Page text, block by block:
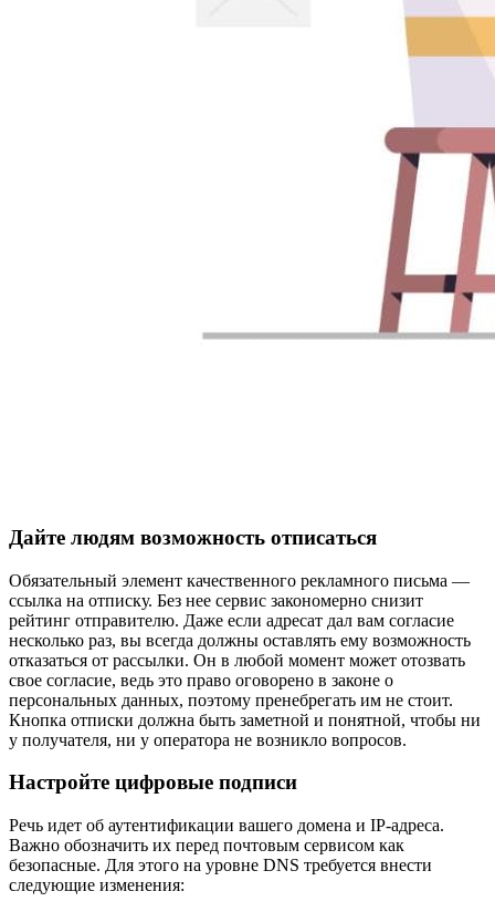
Дайте людям возможность отписаться
Обязательный элемент качественного рекламного письма —
ссылка на отписку. Без нее сервис закономерно снизит
рейтинг отправителю. Даже если адресат дал вам согласие
несколько раз, вы всегда должны оставлять ему возможность
отказаться от рассылки. Он в любой момент может отозвать
свое согласие, ведь это право оговорено в законе о
персональных данных, поэтому пренебрегать им не стоит.
Кнопка отписки должна быть заметной и понятной, чтобы ни
у получателя, ни у оператора не возникло вопросов.
Настройте цифровые подписи
Речь идет об аутентификации вашего домена и IP-адреса.
Важно обозначить их перед почтовым сервисом как
безопасные. Для этого на уровне DNS требуется внести
следующие изменения: